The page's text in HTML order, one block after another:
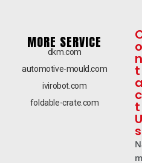
MORE SERVICE
dkm.com
automotive-mould.com
ivirobot.com
foldable-crate.com
o
n
t
c
t
U
s